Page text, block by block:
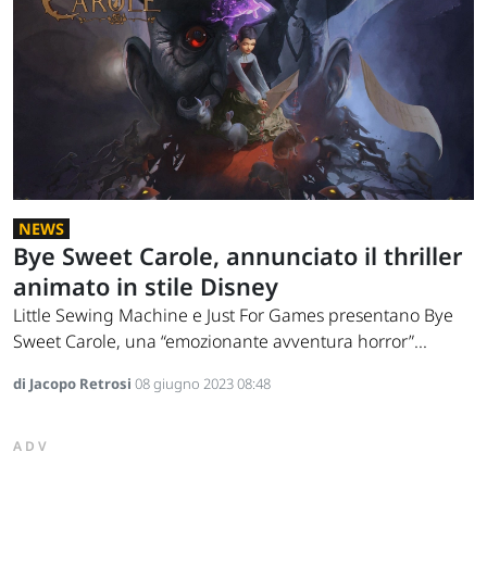
NEWS
Bye Sweet Carole, annunciato il thriller
animato in stile Disney
Little Sewing Machine e Just For Games presentano Bye
Sweet Carole, una “emozionante avventura horror”...
di Jacopo Retrosi 08 giugno 2023 08:48
ADV